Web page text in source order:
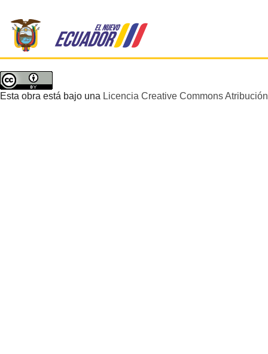
Esta obra está bajo una Licencia Creative Commons